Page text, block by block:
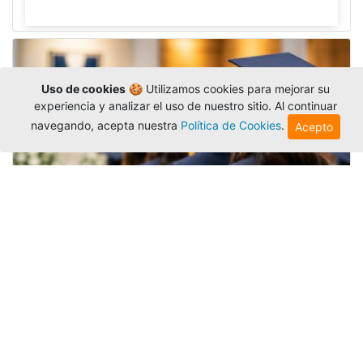
Uso de cookies🍪 Utilizamos cookies para mejorar su
experiencia y analizar el uso de nuestro sitio. Al continuar
navegando, acepta nuestra Política de Cookies. Acepto